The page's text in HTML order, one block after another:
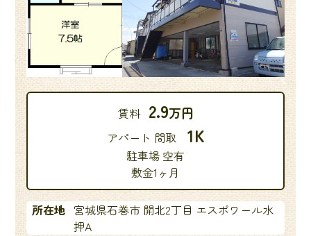
賃料 2.9万円
アパート 間取 1K
駐車場 空有
敷金1ヶ月
所在地 宮城県石巻市 開北2丁目 エスポワール水
押A